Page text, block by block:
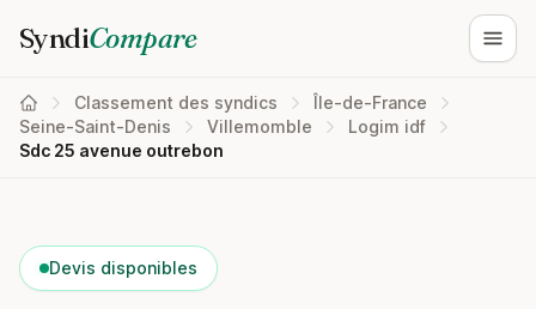
SyndiCompare
Classement des syndics
Île-de-France
Seine-Saint-Denis
Villemomble
Logim idf
Sdc 25 avenue outrebon
Devis disponibles